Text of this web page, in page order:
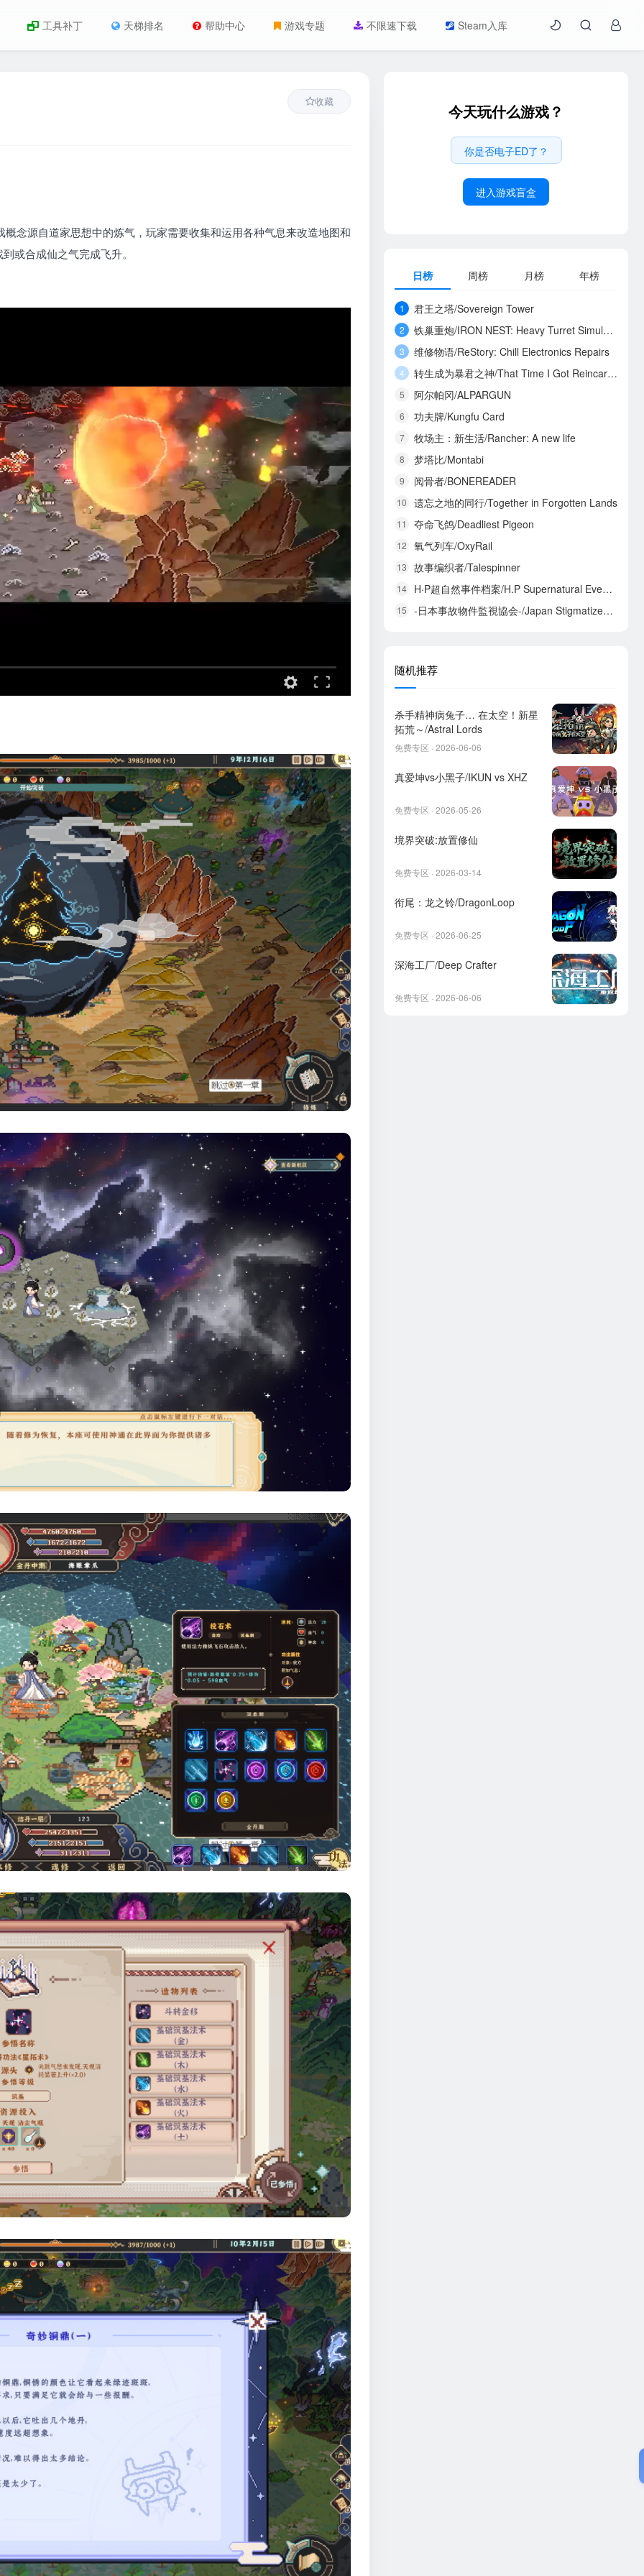
工具补丁 天梯排名 帮助中心 游戏专题 不限速下载 Steam入库
收藏
念源自道家思想中的炼气，玩家需要收集和运用各种气息来改造地图和
或合成仙之气完成飞升。
今天玩什么游戏？
你是否电子ED了？
进入游戏盲盒
日榜 周榜 月榜 年榜
1 君王之塔/Sovereign Tower
2 铁巢重炮/IRON NEST: Heavy Turret Simulator
3 维修物语/ReStory: Chill Electronics Repairs
4 转生成为暴君之神/That Time I Got Reincarnated as a Tyrant God
5 阿尔帕冈/ALPARGUN
6 功夫牌/Kungfu Card
7 牧场主：新生活/Rancher: A new life
8 梦塔比/Montabi
9 阅骨者/BONEREADER
10 遗忘之地的同行/Together in Forgotten Lands
11 夺命飞鸽/Deadliest Pigeon
12 氧气列车/OxyRail
13 故事编织者/Talespinner
14 H·P超自然事件档案/H.P Supernatural Event Archives
15 -日本事故物件監視協会-/Japan Stigmatized Property3
随机推荐
杀手精神病兔子… 在太空！新星
拓荒～/Astral Lords
免费专区 · 2026-06-06
真爱坤vs小黑子/IKUN vs XHZ
免费专区 · 2026-05-26
境界突破:放置修仙
免费专区 · 2026-03-14
衔尾：龙之铃/DragonLoop
免费专区 · 2026-06-25
深海工厂/Deep Crafter
免费专区 · 2026-06-06